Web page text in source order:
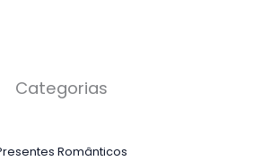
Categorias
Românticos